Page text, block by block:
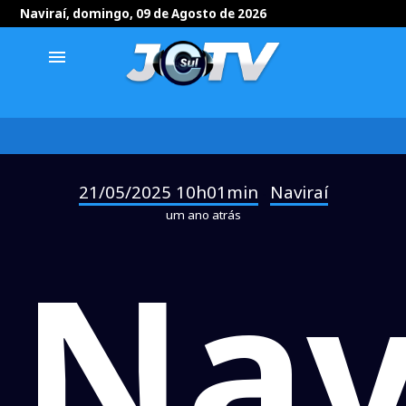
Naviraí, domingo, 09 de Agosto de 2026
menu
21/05/2025 10h01min Naviraí
um ano atrás